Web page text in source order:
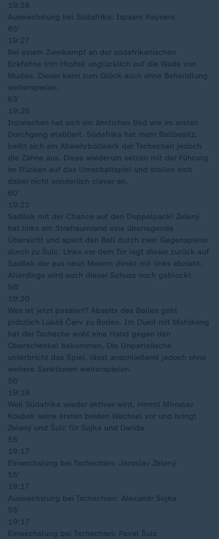
19:28
Auswechslung bei Südafrika: Iqraam Rayners
65′
19:27
Bei einem Zweikampf an der südafrikanischen
Eckfahne tritt Hložek unglücklich auf die Wade von
Mudau. Dieser kann zum Glück auch ohne Behandlung
weiterspielen.
63′
19:26
Inzwischen hat sich ein ähnliches Bild wie im ersten
Durchgang etabliert. Südafrika hat mehr Ballbesitz,
beißt sich am Abwehrbollwerk der Tschechen jedoch
die Zähne aus. Diese wiederum setzen mit der Führung
im Rücken auf das Umschaltspiel und stellen sich
dabei nicht sonderlich clever an.
60′
19:22
Sadílek mit der Chance auf den Doppelpack! Zelený
hat links am Strafraumrand eine überragende
Übersicht und spielt den Ball durch zwei Gegenspieler
durch zu Šulc. Links vor dem Tor legt dieser zurück auf
Sadílek der aus neun Metern direkt mit links abzieht.
Allerdings wird auch dieser Schuss noch geblockt.
58′
19:20
Was ist jetzt passiert? Abseits des Balles geht
plötzlich Lukáš Červ zu Boden. Im Duell mit Mofokeng
hat der Tscheche wohl eine Hand gegen den
Oberschenkel bekommen. Die Unparteiische
unterbricht das Spiel, lässt anschließend jedoch ohne
weitere Sanktionen weiterspielen.
56′
19:18
Weil Südafrika wieder aktiver wird, nimmt Miroslav
Koubek seine ersten beiden Wechsel vor und bringt
Zelený und Šulc für Sojka und Darida.
55′
19:17
Einwechslung bei Tschechien: Jaroslav Zelený
55′
19:17
Auswechslung bei Tschechien: Alexandr Sojka
55′
19:17
Einwechslung bei Tschechien: Pavel Šulc